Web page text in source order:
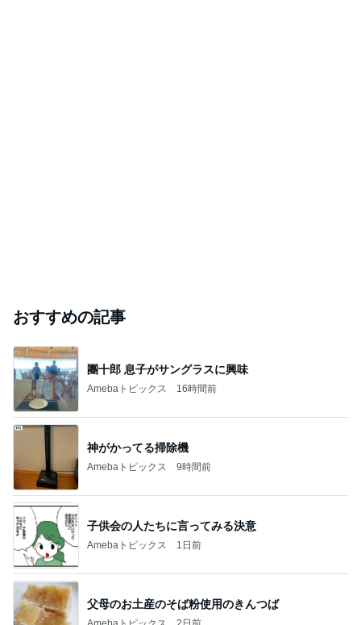
おすすめの記事
團十郎 息子がサングラスに興味
Amebaトピックス 16時間前
神がかってる掃除機
Amebaトピックス 9時間前
子供会の人たちに言ってみる決意
Amebaトピックス 1日前
父母のお土産のそば粉使用のきんつば